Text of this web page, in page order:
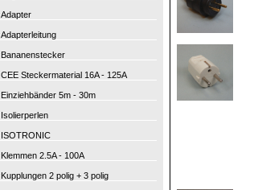
Adapter
Adapterleitung
Bananenstecker
CEE Steckermaterial 16A - 125A
Einziehbänder 5m - 30m
Isolierperlen
ISOTRONIC
Klemmen 2.5A - 100A
Kupplungen 2 polig + 3 polig